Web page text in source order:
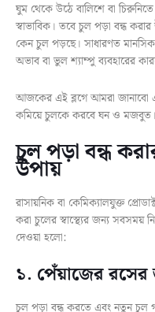
ঘুম থেকে উঠে বালিশে বা
স্বাভাবিক। তবে চুল পড়া বন্ধ
কেন চুল পড়ছে। সাধারণত
অভাব বা ভুল শ্যাম্পু ব্যবহারের
আজকের এই ব্লগে আমরা জানাবো
কমিয়ে চুলকে করবে ঘন ও মজবুত।
চুল পড়া বন্ধ
উপায়
রাসায়নিক বা কেমিক্যালযুক্ত
করা চুলের স্বাস্থ্যের জন্য সবসময়
দেওয়া হলো:
১. পেঁয়াজের রসের
চুল পড়া বন্ধ করতে এবং নতুন চুল